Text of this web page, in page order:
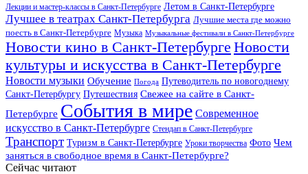
Лекции и мастер-классы в Санкт-Петербурге Летом в Санкт-Петербурге
Лучшее в театрах Санкт-Петербурга Лучшие места где можно
поесть в Санкт-Петербурге Музыка Музыкальные фестивали в Санкт-Петербурге
Новости кино в Санкт-Петербурге Новости
культуры и искусства в Санкт-Петербурге
Новости музыки Обучение Погода Путеводитель по новогоднему
Санкт-Петербургу Путешествия Свежее на сайте в Санкт-
Петербурге События в мире Современное
искусство в Санкт-Петербурге Стендап в Санкт-Петербурге
Транспорт Туризм в Санкт-Петербурге Уроки творчества Фото Чем
заняться в свободное время в Санкт-Петербурге?
Сейчас читают